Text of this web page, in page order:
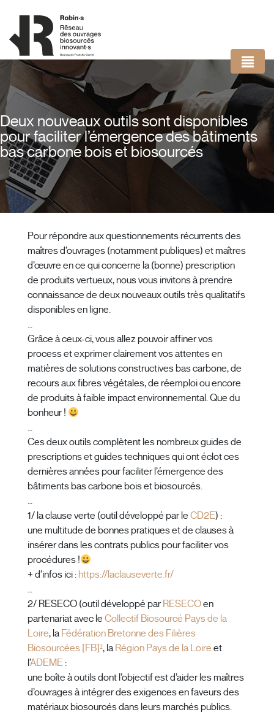
Deux nouveaux outils sont disponibles
pour faciliter l’émergence des bâtiments
bas carbone bois et biosourcés
Pour répondre aux questionnements récurrents des
maîtres d’ouvrages (notamment publiques) et maîtres
d’œuvre en ce qui concerne la (bonne) prescription
de produits vertueux, nous vous invitons à prendre
connaissance de deux nouveaux outils très qualitatifs
disponibles en ligne.
…
Grâce à ceux-ci, vous allez pouvoir affiner vos
process et exprimer clairement vos attentes en
matières de solutions constructives bas carbone, de
recours aux fibres végétales, de réemploi ou encore
de produits à faible impact environnemental. Que du
bonheur !
…
Ces deux outils complètent les nombreux guides de
prescriptions et guides techniques qui ont éclot ces
dernières années pour faciliter l’émergence des
bâtiments bas carbone bois et biosourcés.
…
1/ la clause verte (outil développé par le CD2E) :
une multitude de bonnes pratiques et de clauses à
insérer dans les contrats publics pour faciliter vos
procédures !
+ d’infos ici : https://laclauseverte.fr/
…
2/ RESECO (outil développé parRESECOen
partenariat avec le Collectif Biosourcé Pays de la
Loire, la Fédération Bretonne des Filières
Biosourcées [FB]², la Région Pays de la Loire et
l’ADEME :
une boîte à outils dont l’objectif est d’aider les maîtres
d’ouvrages à intégrer des exigences en faveurs des
matériaux biosourcés dans leurs marchés publics.